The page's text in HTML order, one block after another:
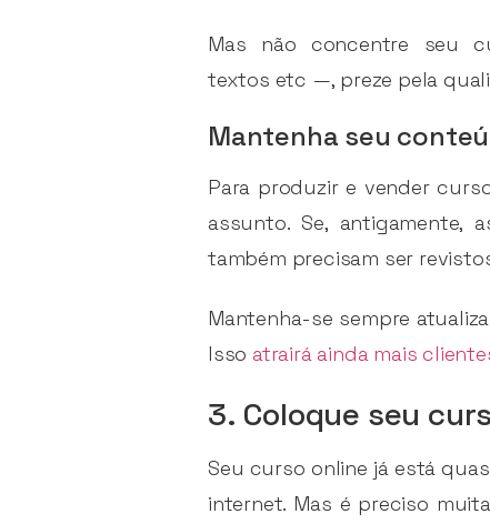
Mas não concentre seu
textos etc —, preze pela
Mantenha seu
Para produzir e vender
assunto. Se, antigamente,
também precisam ser
Mantenha-se sempre
Isso atrairá ainda mais
3. Coloque seu
Seu curso online já está
internet. Mas é preciso